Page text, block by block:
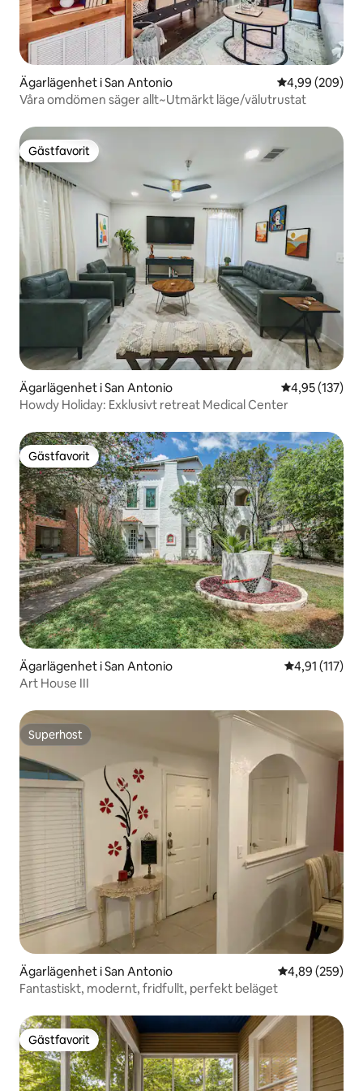
Ägarlägenhet i San Antonio 4,99 av 5 i
4,99 (209)
Våra omdömen säger allt~Utmärkt läge/välutrustat
Gästfavorit
Gästfavorit
Ägarlägenhet i San Antonio 4,95 av 5 i
4,95 (137)
Howdy Holiday: Exklusivt retreat Medical Center
Gästfavorit
Gästfavorit
Ägarlägenhet i San Antonio 4,91 av 5 i
4,91 (117)
Art House III
Superhost
Superhost
Ägarlägenhet i San Antonio 4,89 av 5 i
4,89 (259)
Fantastiskt, modernt, fridfullt, perfekt beläget
Gästfavorit
Gästfavorit